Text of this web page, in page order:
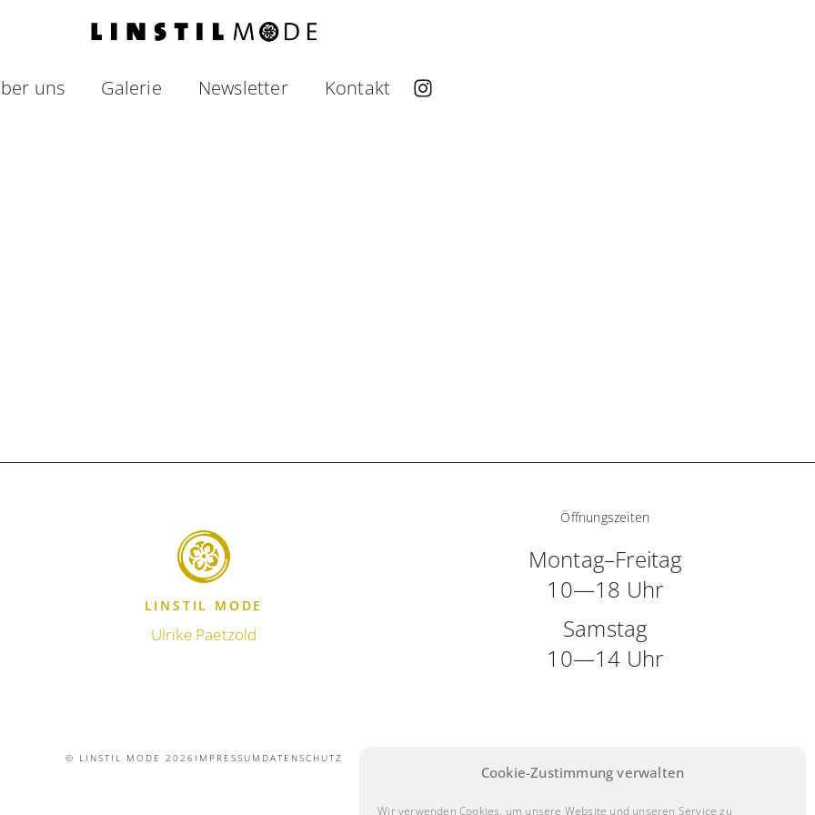
Cookie-Zustimmung verwalten
Wir verwenden Cookies, um unsere Website und unseren Service zu
uns Galerie Newsletter Kontakt
LINSTIL MODE
Ulrike Paetzold
Öffnungszeiten
Montag–Freitag
10—18 Uhr
Samstag
10—14 Uhr
© LINSTIL MODE 2026 IMPRESSUM DATENSCHUTZ